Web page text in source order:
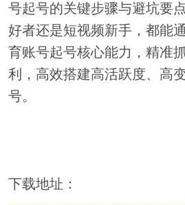
号起号的关键步骤与避坑要
好者还是短视频新手，都能
育账号起号核心能力，精准
利，高效搭建高活跃度、高
号。
下载地址：